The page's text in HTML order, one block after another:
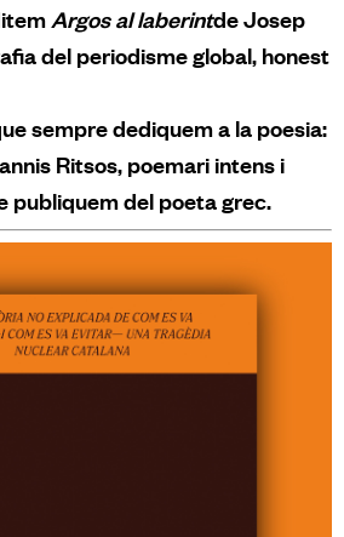
Argos al laberintde Josep
del periodisme global, honest
sempre dediquem a la poesia:
Ritsos, poemari intens i
publiquem del poeta grec.